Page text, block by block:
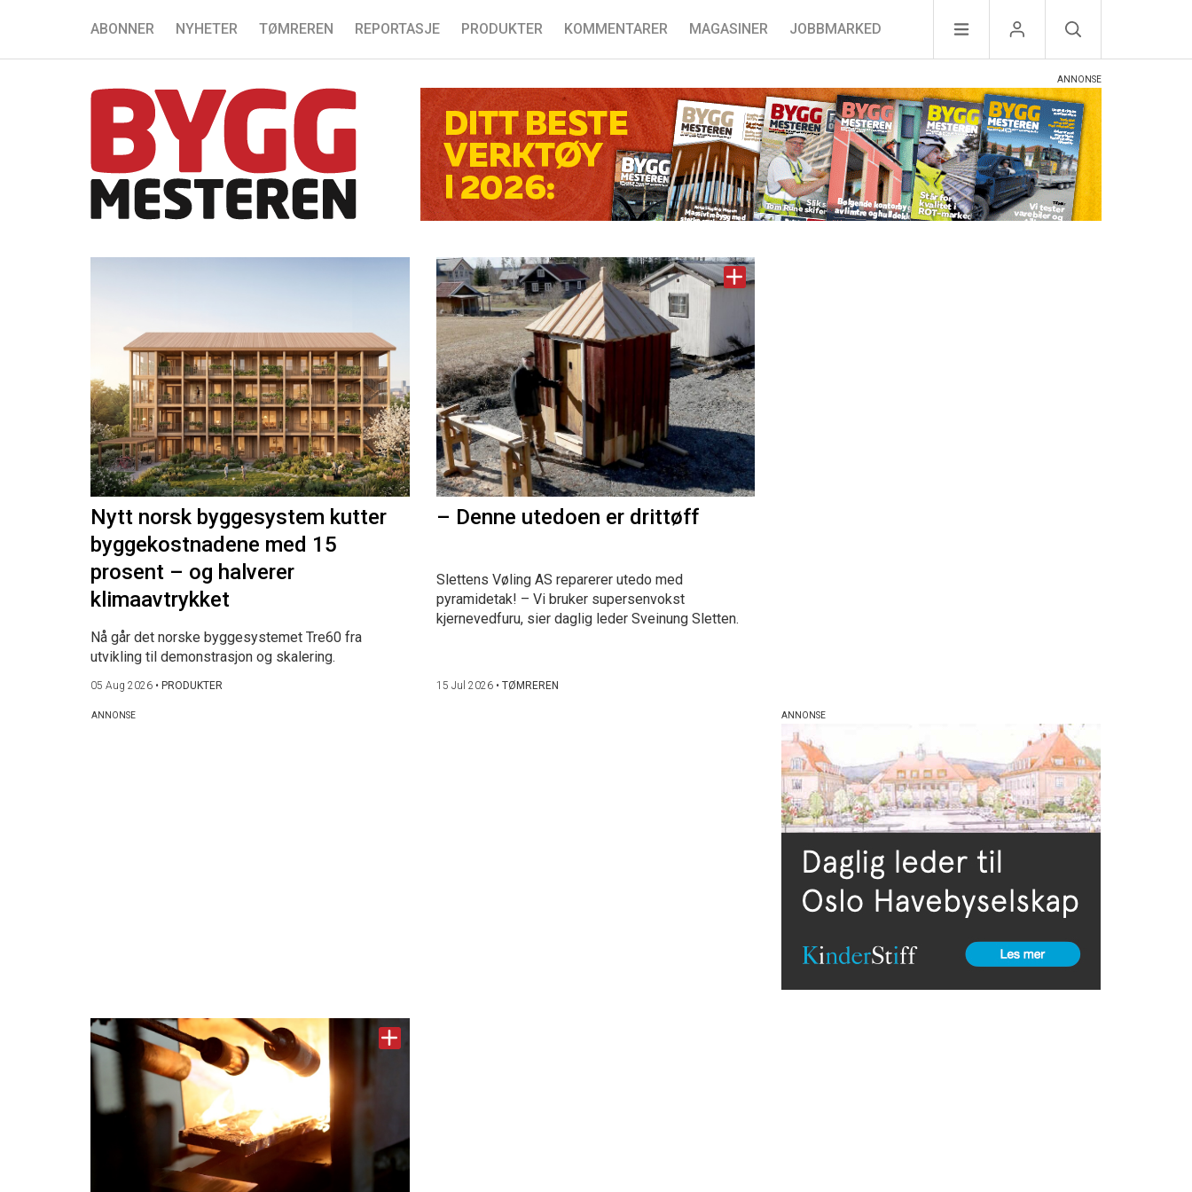
ABONNER NYHETER TØMREREN REPORTASJE PRODUKTER KOMMENTARER MAGASINER JOBBMARKED
Nytt norsk byggesystem kutter
byggekostnadene med 15
prosent – og halverer
klimaavtrykket
Nå går det norske byggesystemet Tre60 fra
utvikling til demonstrasjon og skalering.
05 Aug 2026 • PRODUKTER
– Denne utedoen er drittøff
Slettens Vøling AS reparerer utedo med
pyramidetak! – Vi bruker supersenvokst
kjernevedfuru, sier daglig leder Sveinung Sletten.
15 Jul 2026• TØMREREN